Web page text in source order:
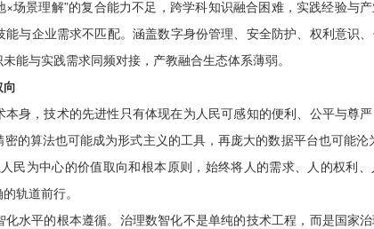
场景理解”的复合能力不足，跨学科知识融合困难，实践经验与
与企业需求不匹配。涵盖数字身份管理、安全防护、权利意识
能与实践需求同频对接，产教融合生态体系薄弱。
身，技术的先进性只有体现在为人民可感知的便利、公平与尊严
的算法也可能成为形式主义的工具，再庞大的数据平台也可能沦
民为中心的价值取向和根本原则，始终将人的需求、人的权利
轨道前行。
水平的根本遵循。治理数智化不是单纯的技术工程，而是国家